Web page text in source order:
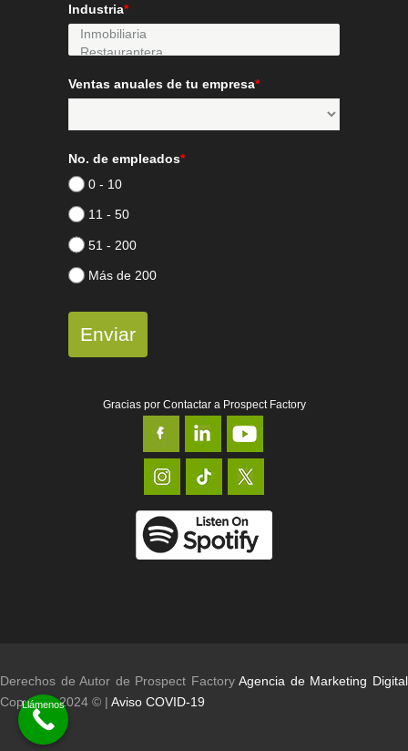
Industria*
Ventas anuales de tu empresa*
No. de empleados*
0 - 10
11 - 50
51 - 200
Más de 200
Enviar
Gracias por Contactar a Prospect Factory
Derechos de Autor de Prospect FactoryAgencia de Marketing Digital
Copyright 2024 © | Aviso COVID-19